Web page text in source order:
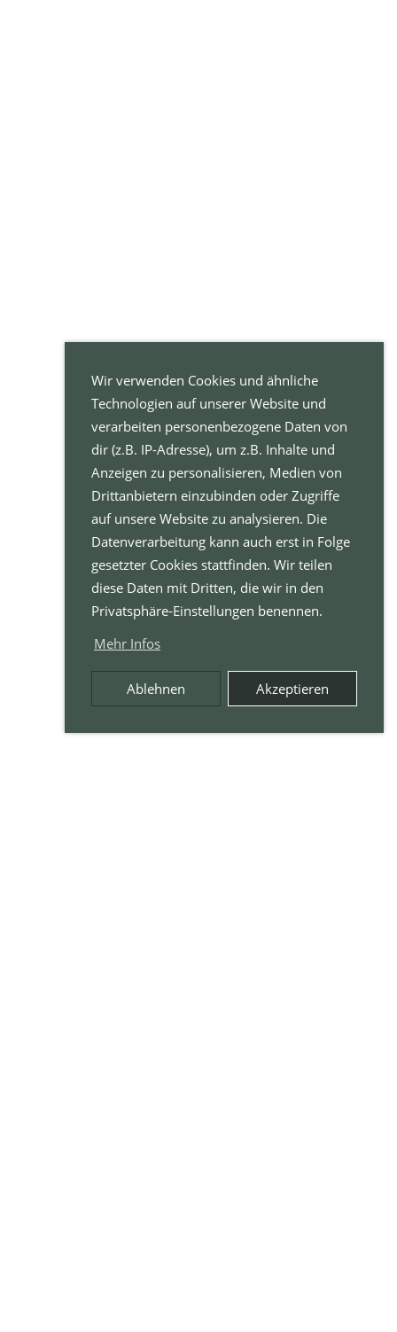
Wir verwenden Cookies und ähnliche
Technologien auf unserer Website und
verarbeiten personenbezogene Daten von
dir (z.B. IP-Adresse), um z.B. Inhalte und
Anzeigen zu personalisieren, Medien von
Drittanbietern einzubinden oder Zugriffe
auf unsere Website zu analysieren. Die
Datenverarbeitung kann auch erst in Folge
gesetzter Cookies stattfinden. Wir teilen
diese Daten mit Dritten, die wir in den
Privatsphäre-Einstellungen benennen.
Mehr Infos
Ablehnen Akzeptieren